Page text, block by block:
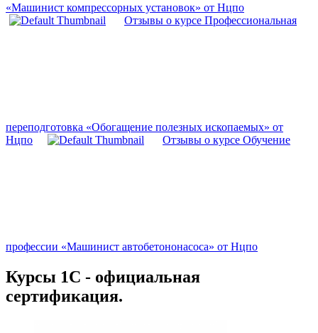
«Машинист компрессорных установок» от Нцпо
Отзывы о курсе Профессиональная
переподготовка «Обогащение полезных ископаемых» от
Нцпо
Отзывы о курсе Обучение
профессии «Машинист автобетононасоса» от Нцпо
Курсы 1С - официальная
сертификация.